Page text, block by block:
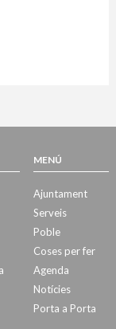
MENÚ
Ajuntament
Serveis
Poble
Coses per fer
Agenda
Notícies
Porta a Porta